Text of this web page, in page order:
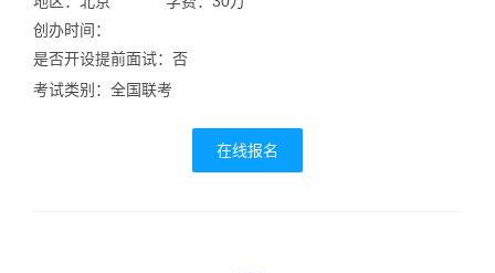
创办时间：
是否开设提前面试：否
考试类别：全国联考
在线报名